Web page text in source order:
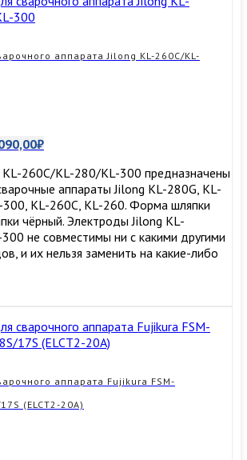
аппарата Jilong KL-260C/KL-
₽
260C/KL-280/KL-300 предназначены
аппараты Jilong KL-280G, KL-
KL-260C, KL-260. Форма шляпки
чёрный. Электроды Jilong KL-
не совместимы ни с какими другими
и их нельзя заменить на какие-либо
аппарата Fujikura FSM-
(ELCT2-20A)